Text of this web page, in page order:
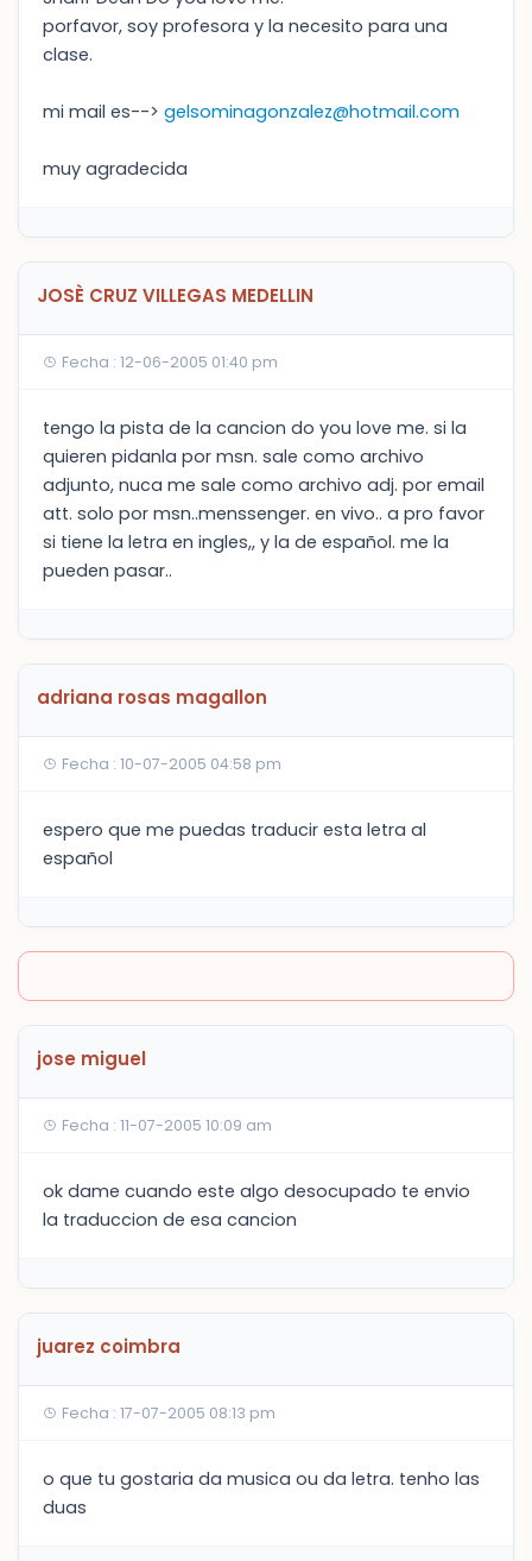
porfavor, soy profesora y la necesito para una
clase.
mi mail es--> gelsominagonzalez@hotmail.com
muy agradecida
JOSÈ CRUZ VILLEGAS MEDELLIN
Fecha : 12-06-2005 01:40 pm
tengo la pista de la cancion do you love me. si la
quieren pidanla por msn. sale como archivo
adjunto, nuca me sale como archivo adj. por email
att. solo por msn..menssenger. en vivo.. a pro favor
si tiene la letra en ingles,, y la de español. me la
pueden pasar..
adriana rosas magallon
Fecha : 10-07-2005 04:58 pm
espero que me puedas traducir esta letra al
español
jose miguel
Fecha : 11-07-2005 10:09 am
ok dame cuando este algo desocupado te envio
la traduccion de esa cancion
juarez coimbra
Fecha : 17-07-2005 08:13 pm
o que tu gostaria da musica ou da letra. tenho las
duas